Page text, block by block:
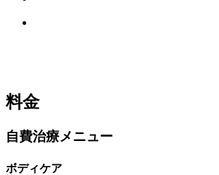
料金
自費治療メニュー
ボディケア